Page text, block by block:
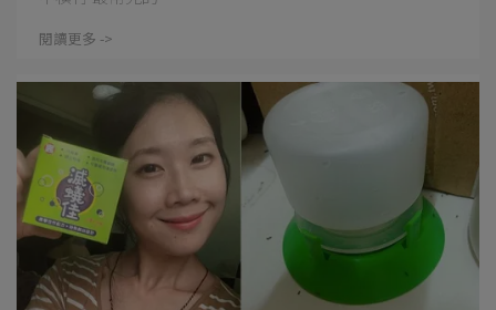
閱讀更多 ->